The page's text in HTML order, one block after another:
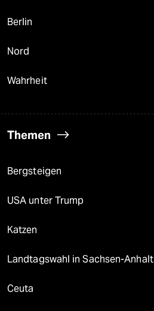
Berlin
Nord
Wahrheit
Themen
Bergsteigen
USA unter Trump
Katzen
Landtagswahl in Sachsen-Anhalt
Ceuta